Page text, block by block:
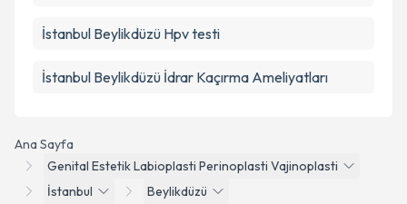
Ana Sayfa
Genital Estetik Labioplasti Perinoplasti Vajinoplasti
İstanbul
Beylikdüzü
İstanbul Beylikdüzü Hpv testi
İstanbul Beylikdüzü İdrar Kaçırma Ameliyatları